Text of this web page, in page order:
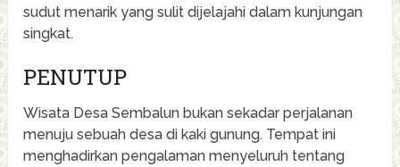
sudut menarik yang sulit dijelajahi dalam kunjungan
singkat.
PENUTUP
Wisata Desa Sembalun bukan sekadar perjalanan
menuju sebuah desa di kaki gunung. Tempat ini
menghadirkan pengalaman menyeluruh tentang